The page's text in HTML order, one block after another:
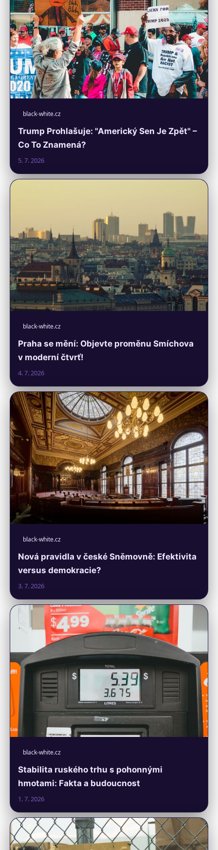
black-white.cz
Trump Prohlašuje: "Americký Sen Je Zpět" –
Co To Znamená?
5. 7. 2026
black-white.cz
Praha se mění: Objevte proměnu Smíchova
v moderní čtvrť!
4. 7. 2026
black-white.cz
Nová pravidla v české Sněmovně: Efektivita
versus demokracie?
3. 7. 2026
black-white.cz
Stabilita ruského trhu s pohonnými
hmotami: Fakta a budoucnost
1. 7. 2026